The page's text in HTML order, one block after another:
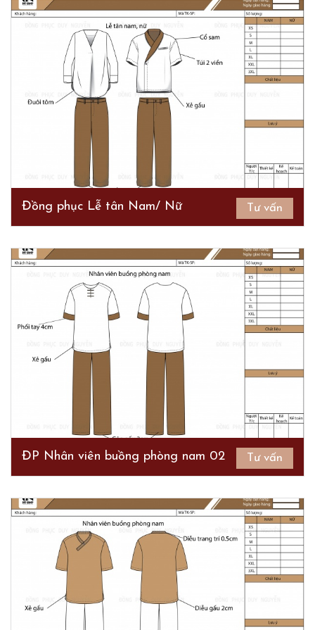
Đồng phục Lễ tân Nam/ Nữ Tư vấn
ĐP Nhân viên buồng phòng nam 02 Tư vấn